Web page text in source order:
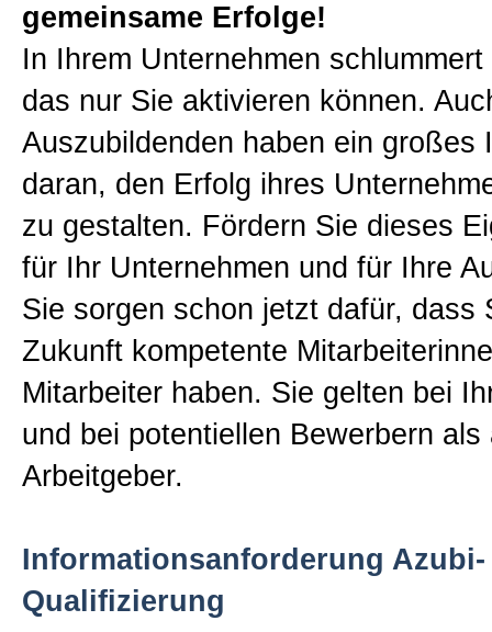
Tipp des Monats
UnternehmensCheck
Presse
News
Blog
Kontakt
Newsletter
gemeinsame Erfolge!
In Ihrem Unternehmen
das nur Sie aktivieren können.
Auszubildenden haben ein großes
daran, den Erfolg ihres
zu gestalten. Fördern Sie dieses
für Ihr Unternehmen und für Ihre
Sie sorgen schon jetzt dafür, dass
Zukunft kompetente
Mitarbeiter haben. Sie gelten bei
und bei potentiellen Bewerbern als
Arbeitgeber.
Informationsanforderung Azubi-
Qualifizierung